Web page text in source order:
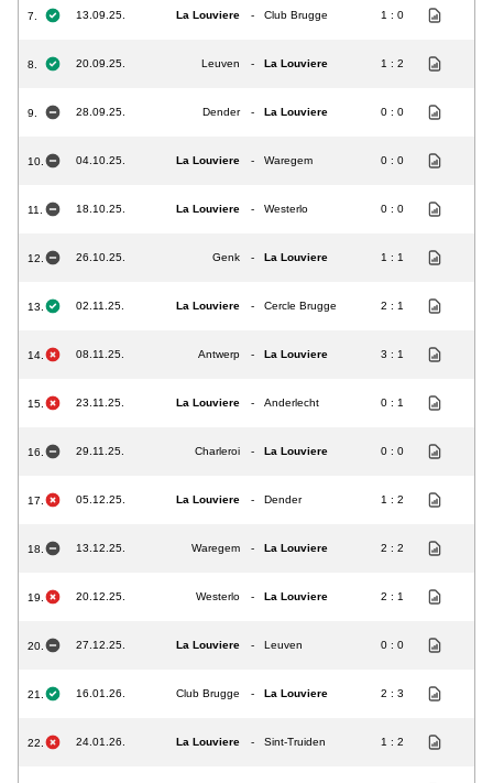
7. 13.09.25. La Louviere - Club Brugge 1 : 0
8. 20.09.25. Leuven - La Louviere 1 : 2
9. 28.09.25. Dender - La Louviere 0 : 0
10. 04.10.25. La Louviere - Waregem 0 : 0
11. 18.10.25. La Louviere - Westerlo 0 : 0
12. 26.10.25. Genk - La Louviere 1 : 1
13. 02.11.25. La Louviere - Cercle Brugge 2 : 1
14. 08.11.25. Antwerp - La Louviere 3 : 1
15. 23.11.25. La Louviere - Anderlecht 0 : 1
16. 29.11.25. Charleroi - La Louviere 0 : 0
17. 05.12.25. La Louviere - Dender 1 : 2
18. 13.12.25. Waregem - La Louviere 2 : 2
19. 20.12.25. Westerlo - La Louviere 2 : 1
20. 27.12.25. La Louviere - Leuven 0 : 0
21. 16.01.26. Club Brugge - La Louviere 2 : 3
22. 24.01.26. La Louviere - Sint-Truiden 1 : 2